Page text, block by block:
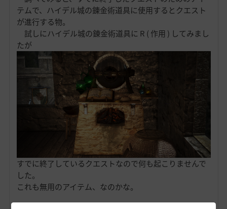
テムで、ハイデル城の錬金術道具に使用するとクエスト
が進行する物。
試しにハイデル城の錬金術道具に R ( 作用 ) してみまし
たが
すでに終了しているクエストなので何も起こりませんで
した。
これも無用のアイテム、なのかな。